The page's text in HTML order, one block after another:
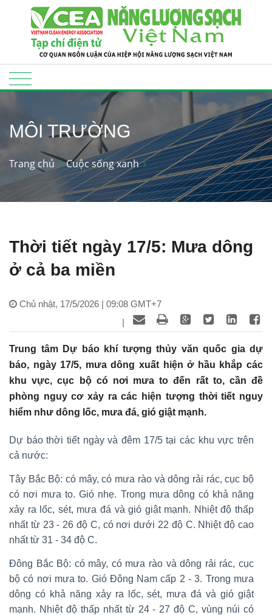
MÔI TRƯỜNG
Trang chủ Cuộc sống xanh
Thời tiết ngày 17/5: Mưa dông
ở cả ba miền
Chủ nhật, 17/5/2026 | 09:08 GMT+7
|
Trung tâm Dự báo khí tượng thủy văn quốc gia dự
báo, ngày 17/5, mưa dông xuất hiện ở hầu khắp các
khu vực, cục bộ có nơi mưa to đến rất to, cần đề
phòng nguy cơ xảy ra các hiện tượng thời tiết nguy
hiểm như dông lốc, mưa đá, gió giật mạnh.
Dự báo thời tiết ngày và đêm 17/5 tại các khu vực trên
cả nước:
Tây Bắc Bộ: có mây, có mưa rào và dông rải rác, cục bộ
có nơi mưa to. Gió nhẹ. Trong mưa dông có khả năng
xảy ra lốc, sét, mưa đá và gió giật mạnh. Nhiệt độ thấp
nhất từ 23 - 26 độ C, có nơi dưới 22 độ C. Nhiệt độ cao
nhất từ 31 - 34 độ C.
Đông Bắc Bộ: có mây, có mưa rào và dông rải rác, cục
bộ có nơi mưa to. Gió Đông Nam cấp 2 - 3. Trong mưa
dông có khả năng xảy ra lốc, sét, mưa đá và gió giật
mạnh. Nhiệt độ thấp nhất từ 24 - 27 độ C, vùng núi có